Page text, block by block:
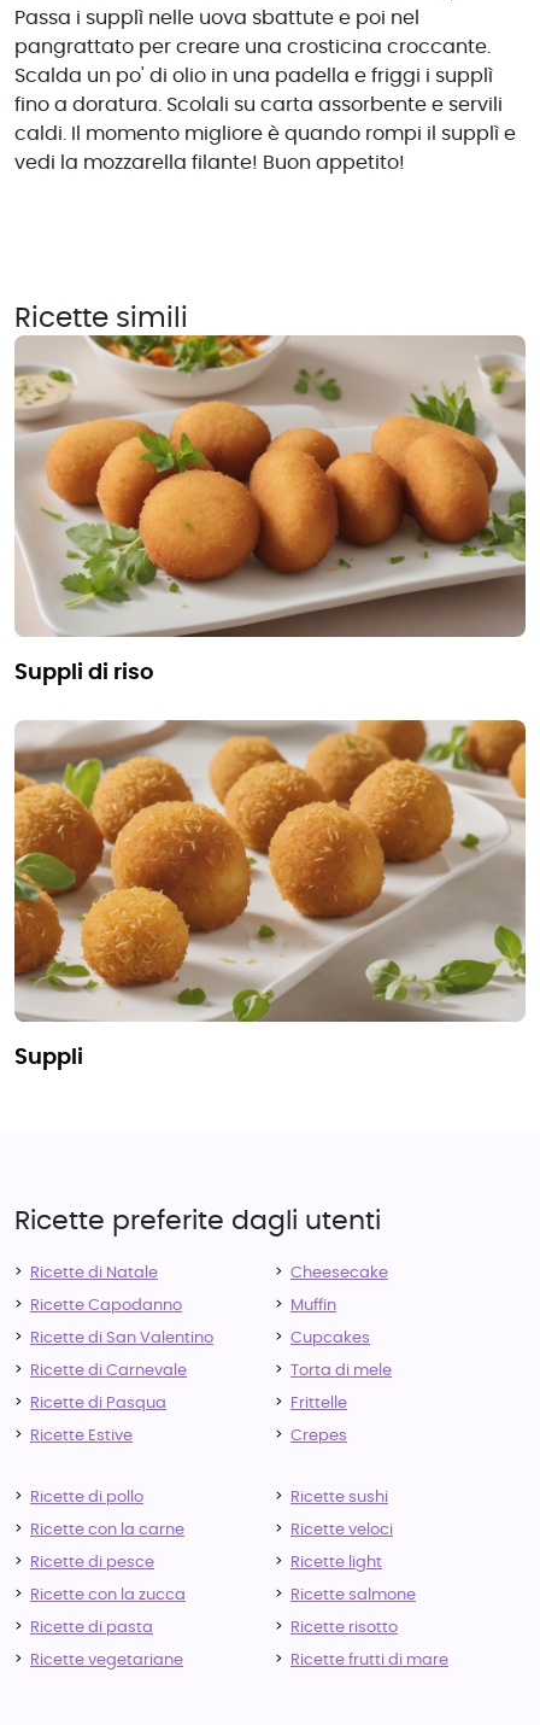
Passa i supplì nelle uova sbattute e poi nel
pangrattato per creare una crosticina croccante.
Scalda un po' di olio in una padella e friggi i supplì
fino a doratura. Scolali su carta assorbente e servili
caldi. Il momento migliore è quando rompi il supplì e
vedi la mozzarella filante! Buon appetito!
Ricette simili
suppli di riso
suppli
Ricette preferite dagli utenti
Ricette di Natale
Ricette Capodanno
Ricette di San Valentino
Ricette di Carnevale
Ricette di Pasqua
Ricette Estive
Cheesecake
Muffin
Cupcakes
Torta di mele
Frittelle
Crepes
Ricette di pollo
Ricette con la carne
Ricette di pesce
Ricette con la zucca
Ricette di pasta
Ricette vegetariane
Ricette sushi
Ricette veloci
Ricette light
Ricette salmone
Ricette risotto
Ricette frutti di mare